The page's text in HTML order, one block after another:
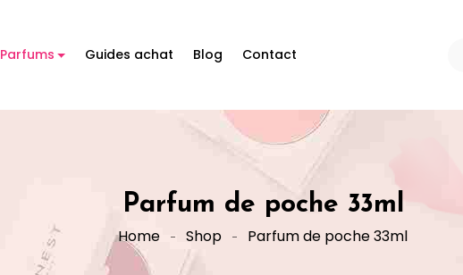
Parfums Guides achat Blog Contact
Parfum de poche 33ml
Home Shop Parfum de poche 33ml